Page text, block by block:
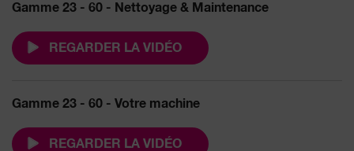
Gamme 23 - 60 - Nettoyage & Maintenance
REGARDER LA VIDÉO
Gamme 23 - 60 - Votre machine
REGARDER LA VIDÉO